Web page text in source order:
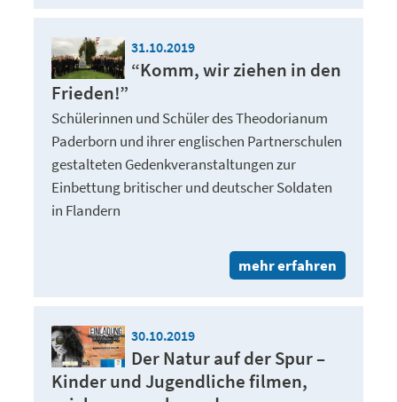
31.10.2019
“Komm, wir ziehen in den
Frieden!”
Schülerinnen und Schüler des Theodorianum
Paderborn und ihrer englischen Partnerschulen
gestalteten Gedenkveranstaltungen zur
Einbettung britischer und deutscher Soldaten
in Flandern
mehr erfahren
30.10.2019
Der Natur auf der Spur –
Kinder und Jugendliche filmen,